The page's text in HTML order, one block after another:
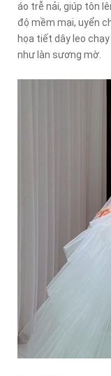
áo trễ nải, giúp tôn
độ mềm mại, uyển
họa tiết dây leo
như làn sương mờ.